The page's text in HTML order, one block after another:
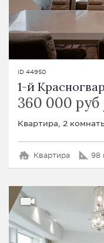
ID 44950
1-й
360 000
Квартира, 2
Квартира 98